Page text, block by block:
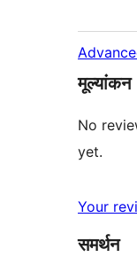
मूल्यांकन
No
yet.
Your
समर्थन